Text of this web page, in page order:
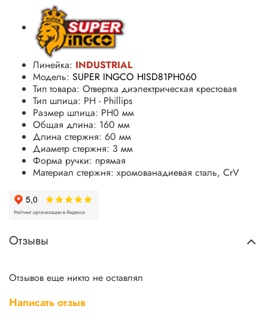
Линейка: INDUSTRIAL
Модель: SUPER INGCO HISD81PH060
Тип товара: Отвертка диэлектрическая крестовая
Тип шлица: PH - Phillips
Размер шлица: PH0 мм
Общая длина: 160 мм
Длина стержня: 60 мм
Диаметр стержня: 3 мм
Форма ручки: прямая
Материал стержня: хромованадиевая сталь, CrV
Отзывы
Отзывов еще никто не оставлял
Написать отзыв